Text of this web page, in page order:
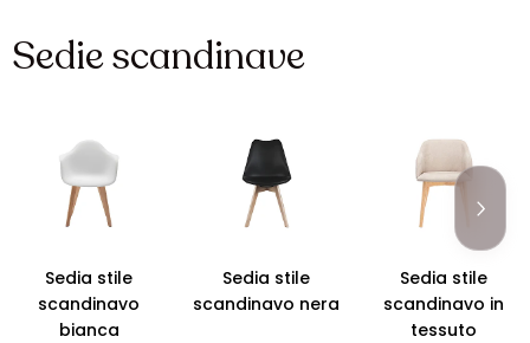
Sedie scandinave
Sedia stile
scandinavo
bianca
Sedia stile
scandinavo nera
Sedia stile
scandinavo in
tessuto